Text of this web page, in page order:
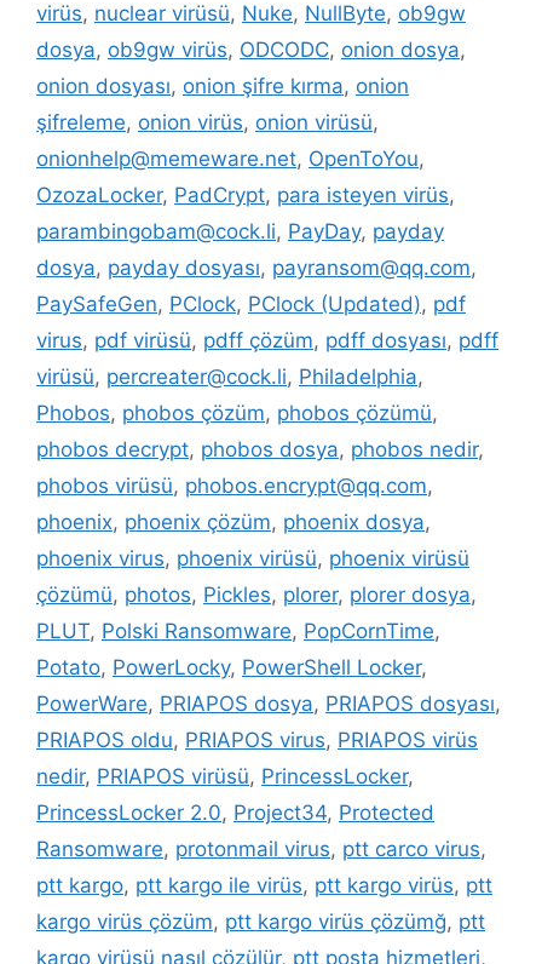
virüs, nuclear virüsü, Nuke, NullByte, ob9gw
dosya, ob9gw virüs, ODCODC, onion dosya,
onion dosyası, onion şifre kırma, onion
şifreleme, onion virüs, onion virüsü,
onionhelp@memeware.net, OpenToYou,
OzozaLocker, PadCrypt, para isteyen virüs,
parambingobam@cock.li, PayDay, payday
dosya, payday dosyası, payransom@qq.com,
PaySafeGen, PClock, PClock (Updated), pdf
virus, pdf virüsü, pdff çözüm, pdff dosyası, pdff
virüsü, percreater@cock.li, Philadelphia,
Phobos, phobos çözüm, phobos çözümü,
phobos decrypt, phobos dosya, phobos nedir,
phobos virüsü, phobos.encrypt@qq.com,
phoenix, phoenix çözüm, phoenix dosya,
phoenix virus, phoenix virüsü, phoenix virüsü
çözümü, photos, Pickles, plorer, plorer dosya,
PLUT, Polski Ransomware, PopCornTime,
Potato, PowerLocky, PowerShell Locker,
PowerWare, PRIAPOS dosya, PRIAPOS dosyası,
PRIAPOS oldu, PRIAPOS virus, PRIAPOS virüs
nedir, PRIAPOS virüsü, PrincessLocker,
PrincessLocker 2.0, Project34, Protected
Ransomware, protonmail virus, ptt carco virus,
ptt kargo, ptt kargo ile virüs, ptt kargo virüs, ptt
kargo virüs çözüm, ptt kargo virüs çözümğ, ptt
kargo virüsü nasıl çözülür, ptt posta hizmetleri,